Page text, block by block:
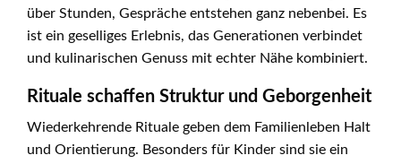
über Stunden, Gespräche entstehen ganz nebenbei. Es
ist ein geselliges Erlebnis, das Generationen verbindet
und kulinarischen Genuss mit echter Nähe kombiniert.
Rituale schaffen Struktur und Geborgenheit
Wiederkehrende Rituale geben dem Familienleben Halt
und Orientierung. Besonders für Kinder sind sie ein